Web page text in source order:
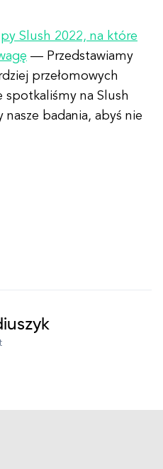
Slush 2022, na które
— Przedstawiamy
przełomowych
na Slush
badania, abyś nie